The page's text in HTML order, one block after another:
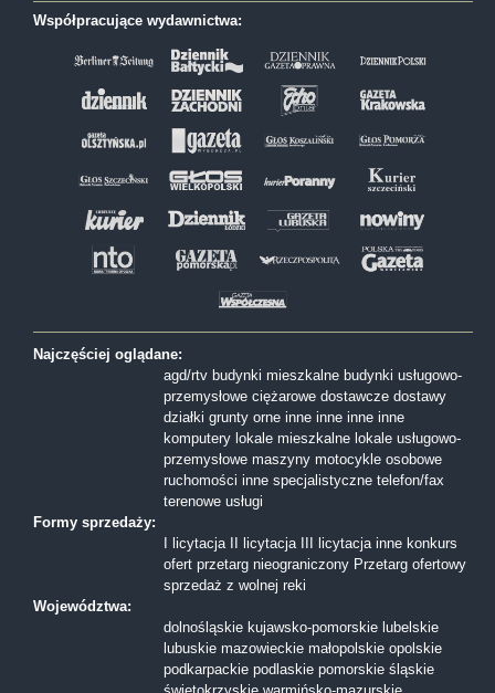
Współpracujące wydawnictwa:
Najczęściej oglądane:
agd/rtv budynki mieszkalne budynki usługowo-
przemysłowe ciężarowe dostawcze dostawy
działki grunty orne inne inne inne inne
komputery lokale mieszkalne lokale usługowo-
przemysłowe maszyny motocykle osobowe
ruchomości inne specjalistyczne telefon/fax
terenowe usługi
Formy sprzedaży:
I licytacja
II licytacja III licytacja inne konkurs
ofert przetarg nieograniczony Przetarg ofertowy
sprzedaż z wolnej reki
Województwa:
dolnośląskie kujawsko-pomorskie lubelskie
lubuskie mazowieckie małopolskie opolskie
podkarpackie podlaskie pomorskie śląskie